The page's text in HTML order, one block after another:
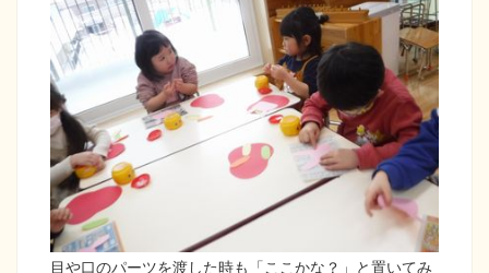
目や口のパーツを渡した時も「ここかな？」と置いてみ